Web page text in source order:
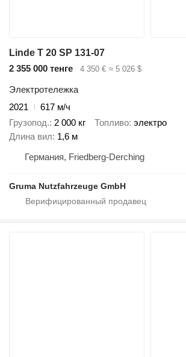
Linde T 20 SP 131-07
2 355 000 тенге
4 350 € ≈ 5 026 $
Электротележка
2021
617 м/ч
Грузопод. 2 000 кг Топливо электро
Длина вил 1,6 м
Германия, Friedberg-Derching
Gruma Nutzfahrzeuge GmbH